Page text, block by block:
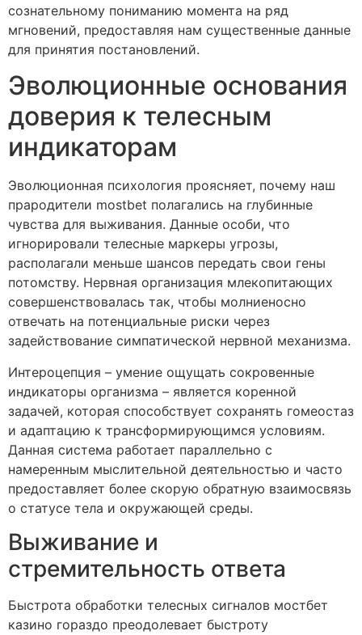
сознательному пониманию момента на ряд
мгновений, предоставляя нам существенные данные
для принятия постановлений.
Эволюционные основания
доверия к телесным
индикаторам
Эволюционная психология проясняет, почему наш
прародители mostbet полагались на глубинные
чувства для выживания. Данные особи, что
игнорировали телесные маркеры угрозы,
располагали меньше шансов передать свои гены
потомству. Нервная организация млекопитающих
совершенствовалась так, чтобы молниеносно
отвечать на потенциальные риски через
задействование симпатической нервной механизма.
Интероцепция – умение ощущать сокровенные
индикаторы организма – является коренной
задачей, которая способствует сохранять гомеостаз
и адаптацию к трансформирующимся условиям.
Данная система работает параллельно с
намеренным мыслительной деятельностью и часто
предоставляет более скорую обратную взаимосвязь
о статусе тела и окружающей среды.
Выживание и
стремительность ответа
Быстрота обработки телесных сигналов мостбет
казино гораздо преодолевает быстроту